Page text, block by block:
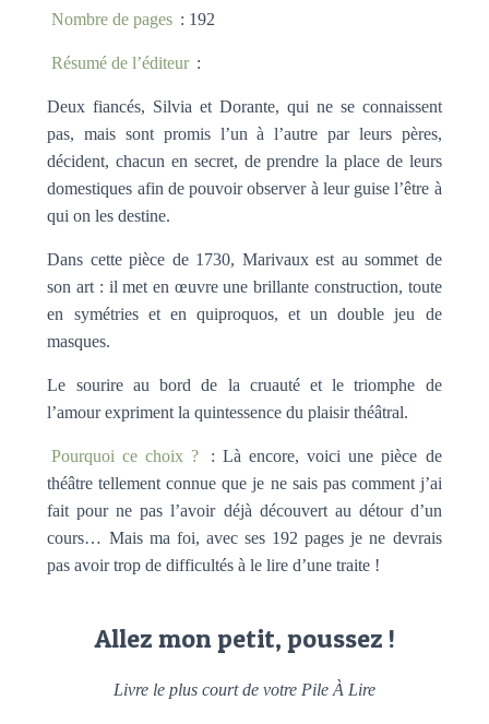
Nombre de pages : 192
Résumé de l’éditeur :
Deux fiancés, Silvia et Dorante, qui ne se connaissent
pas, mais sont promis l’un à l’autre par leurs pères,
décident, chacun en secret, de prendre la place de leurs
domestiques afin de pouvoir observer à leur guise l’être à
qui on les destine.
Dans cette pièce de 1730, Marivaux est au sommet de
son art : il met en œuvre une brillante construction, toute
en symétries et en quiproquos, et un double jeu de
masques.
Le sourire au bord de la cruauté et le triomphe de
l’amour expriment la quintessence du plaisir théâtral.
Pourquoi ce choix ?
: Là encore, voici une pièce de
théâtre tellement connue que je ne sais pas comment j’ai
fait pour ne pas l’avoir déjà découvert au détour d’un
cours… Mais ma foi, avec ses 192 pages je ne devrais
pas avoir trop de difficultés à le lire d’une traite !
Allez mon petit, poussez !
Livre le plus court de votre Pile À Lire